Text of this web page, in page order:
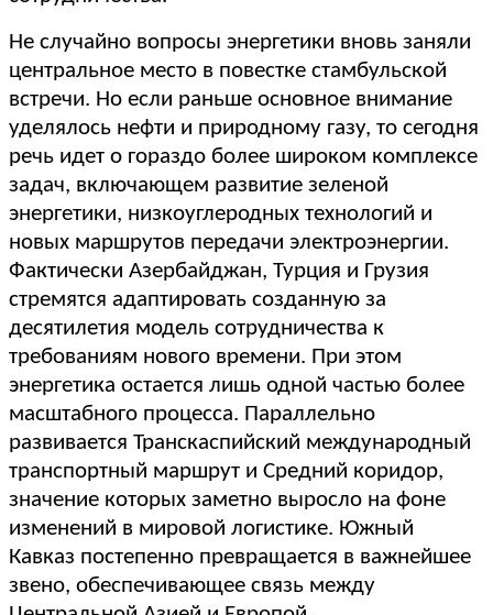
Не случайно вопросы энергетики вновь заняли
центральное место в повестке стамбульской
встречи. Но если раньше основное внимание
уделялось нефти и природному газу, то сегодня
речь идет о гораздо более широком комплексе
задач, включающем развитие зеленой
энергетики, низкоуглеродных технологий и
новых маршрутов передачи электроэнергии.
Фактически Азербайджан, Турция и Грузия
стремятся адаптировать созданную за
десятилетия модель сотрудничества к
требованиям нового времени. При этом
энергетика остается лишь одной частью более
масштабного процесса. Параллельно
развивается Транскаспийский международный
транспортный маршрут и Средний коридор,
значение которых заметно выросло на фоне
изменений в мировой логистике. Южный
Кавказ постепенно превращается в важнейшее
звено, обеспечивающее связь между